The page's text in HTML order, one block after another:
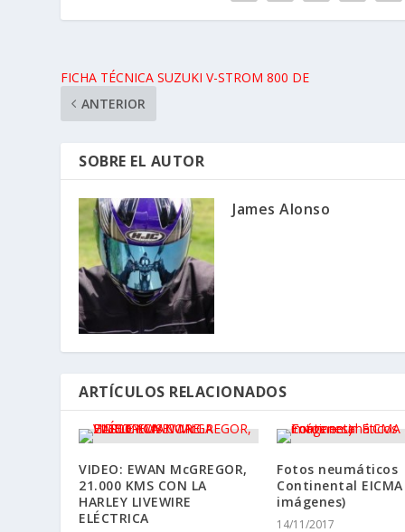
FICHA TÉCNICA SUZUKI V-STROM 800 DE
ANTERIOR
SOBRE EL AUTOR
James Alonso
ARTÍCULOS RELACIONADOS
VIDEO: EWAN McGREGOR,
21.000 KMS CON LA
HARLEY LIVEWIRE
ELÉCTRICA
Fotos neumáticos
Continental EICMA
imágenes)
14/11/2017